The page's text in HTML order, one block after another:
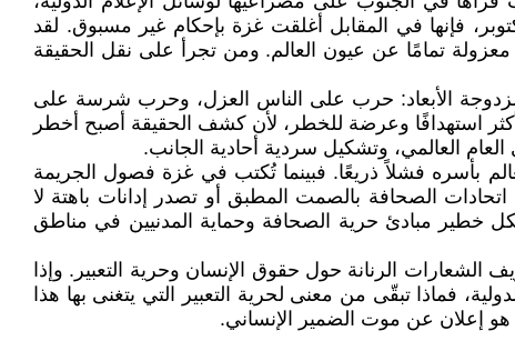
فإنها في المقابل أغلقت غزة بإحكام غير مسبوق. لقد
تمامًا عن عيون العالم. ومن تجرأ على نقل الحقيقة
مزدوجة الأبعاد: حرب على الناس العزل، وحرب شرسة على
استهدافًا وعرضة للخطر، لأن كشف الحقيقة أصبح أخطر
العالمي، وتشكيل سردية أحادية الجانب.
بأسره فشلاً ذريعًا. فبينما تُكتب في غزة فصول الجريمة
الصحافة بالصمت المطبق أو تصدر إدانات باهتة لا
خطير مبادئ حرية الصحافة وحماية المدنيين في مناطق
الرنانة حول حقوق الإنسان وحرية التعبير. وإذا
فماذا تبقّى من معنى لحرية التعبير التي يتغنى بها هذا
هو إعلان عن موت الضمير الإنساني.